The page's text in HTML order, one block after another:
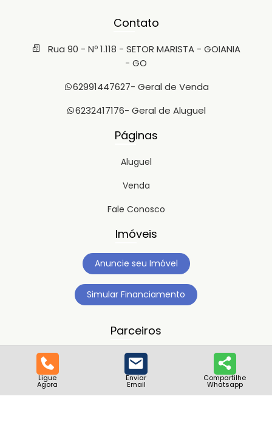
Ligue
Agora
Enviar
Email
Compartilhe
Whatsapp
Contato
Rua 90 - Nº 1.118 - SETOR MARISTA - GOIANIA
- GO
62991447627- Geral de Venda
6232417176- Geral de Aluguel
Páginas
Aluguel
Venda
Fale Conosco
Imóveis
Anuncie seu Imóvel
Simular Financiamento
Parceiros